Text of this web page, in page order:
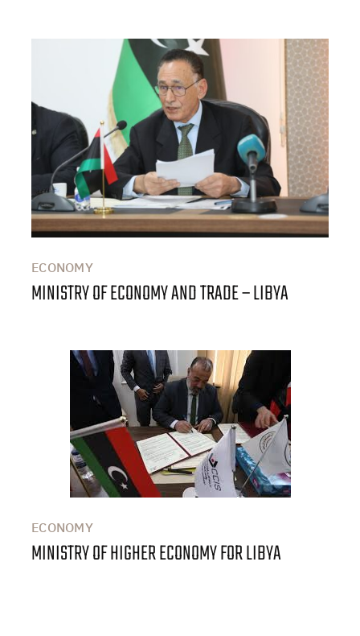
ECONOMY
MINISTRY OF ECONOMY AND TRADE – LIBYA
ECONOMY
MINISTRY OF HIGHER ECONOMY FOR LIBYA